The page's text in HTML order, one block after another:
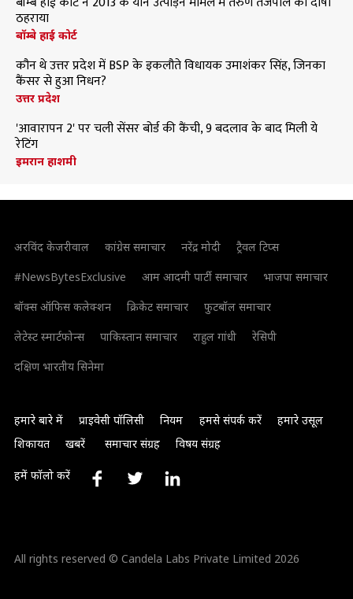
ठहराया
बॉम्बे हाई कोर्ट
कौन थे उत्तर प्रदेश में BSP के इकलौते विधायक उमाशंकर सिंह, जिनका
कैंसर से हुआ निधन?
उत्तर प्रदेश
'आवारापन 2' पर चली सेंसर बोर्ड की कैंची, 9 बदलाव के बाद मिली ये
रेटिंग
इमरान हाशमी
अरविंद केजरीवाल कांग्रेस समाचार नरेंद्र मोदी
ट्रैवल टिप्स
#NewsBytesExclusive
आम आदमी पार्टी समाचार
भाजपा समाचार
बॉक्स ऑफिस कलेक्शन
क्रिकेट समाचार
फुटबॉल समाचार
लेटेस्ट स्मार्टफोन्स
पाकिस्तान समाचार राहुल गांधी
रेसिपी
दक्षिण भारतीय सिनेमा
हमारे बारे में प्राइवेसी पॉलिसी नियम हमसे संपर्क करें
हमारे उसूल
शिकायत
खबरें समाचार संग्रह विषय संग्रह
हमें फॉलो करें
All rights reserved © Candela Labs Private Limited 2026